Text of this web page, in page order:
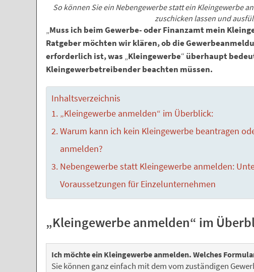
So können Sie ein Nebengewerbe statt ein Kleingewerbe
zuschicken lassen und
„Muss ich beim Gewerbe- oder Finanzamt mein
Ratgeber möchten wir klären, ob die
erforderlich ist, was „Kleingewerbe“ überhaupt
Kleingewerbetreibender beachten müssen.
Inhaltsverzeichnis
„Kleingewerbe anmelden“ im Überblick:
Warum kann ich kein Kleingewerbe beantragen
anmelden?
Nebengewerbe statt Kleingewerbe anmelden:
Voraussetzungen für Einzelunternehmen
„Kleingewerbe anmelden“ im
Ich möchte ein Kleingewerbe anmelden. Welches
Sie können ganz einfach mit dem vom zuständigen